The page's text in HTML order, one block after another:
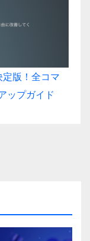
版！全コマ
ップガイド